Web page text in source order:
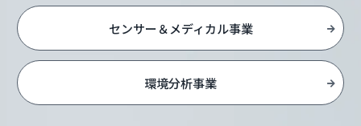
センサー＆メディカル事業
環境分析事業